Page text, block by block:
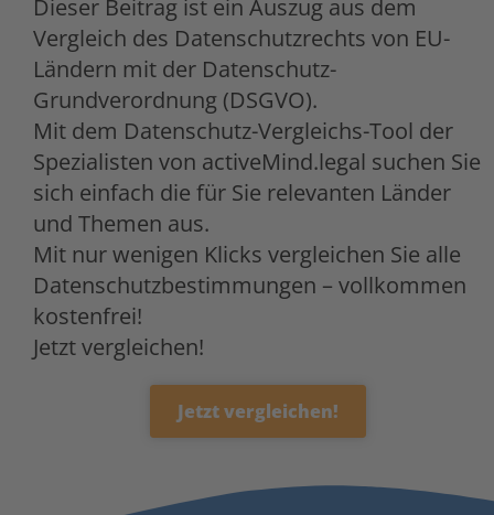
Dieser Beitrag ist ein Auszug aus dem
Vergleich des Datenschutzrechts von EU-
Ländern mit der Datenschutz-
Grundverordnung (DSGVO).
Mit dem Datenschutz-Vergleichs-Tool der
Spezialisten von activeMind.legal suchen Sie
sich einfach die für Sie relevanten Länder
und Themen aus.
Mit nur wenigen Klicks vergleichen Sie alle
Datenschutzbestimmungen – vollkommen
kostenfrei!
Jetzt vergleichen!
Jetzt vergleichen!